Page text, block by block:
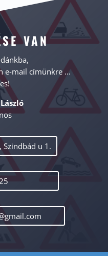
VAN
e-mail címünkre ...
Szindbád u 1.